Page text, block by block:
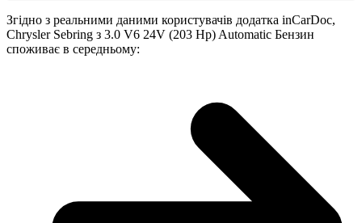
Згідно з реальними даними користувачів додатка inCarDoc,
Chrysler Sebring з 3.0 V6 24V (203 Hp) Automatic Бензин
споживає в середньому: